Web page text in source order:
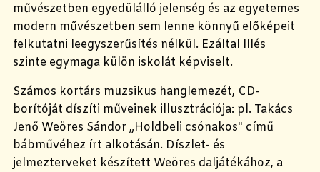
művészetben egyedülálló jelenség és az egyetemes
modern művészetben sem lenne könnyű előképeit
felkutatni leegyszerűsítés nélkül. Ezáltal Illés
szinte egymaga külön iskolát képviselt.
Számos kortárs muzsikus hanglemezét, CD-
borítóját díszíti műveinek illusztrációja: pl. Takács
Jenő Weöres Sándor „Holdbeli csónakos" című
bábművéhez írt alkotásán. Díszlet- és
jelmezterveket készített Weöres daljátékához, a